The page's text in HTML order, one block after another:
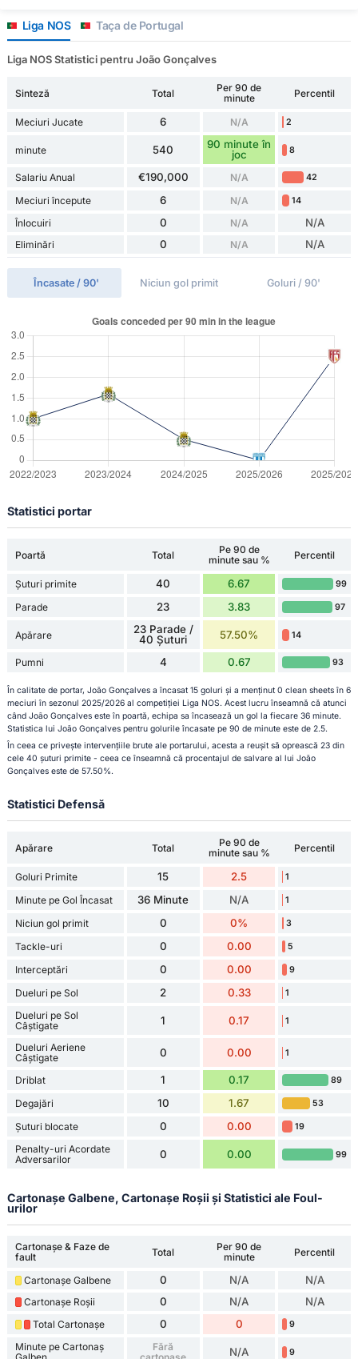
Liga NOS Taça de Portugal
Liga NOS Statistici pentru João Gonçalves
Sinteză Total
Per 90 de
minute
Percentil
Meciuri Jucate 6 N/A 2
minute 540
90 minute în
joc
8
Salariu Anual €190,000 N/A 42
Meciuri începute 6 N/A 14
Înlocuiri 0 N/A N/A
Eliminări 0 N/A N/A
Încasate / 90' Niciun gol primit Goluri / 90'
Statistici portar
Poartă Total
Pe 90 de
minute sau %
Percentil
Șuturi primite 40 6.67 99
Parade 23 3.83 97
Apărare
23 Parade /
40 Șuturi
57.50% 14
Pumni 4 0.67 93
În calitate de portar, João Gonçalves a încasat 15 goluri și a menținut 0 clean sheets în 6
meciuri în sezonul 2025/2026 al competiției Liga NOS. Acest lucru înseamnă că atunci
când João Gonçalves este în poartă, echipa sa încasează un gol la fiecare 36 minute.
Statistica lui João Gonçalves pentru golurile încasate pe 90 de minute este de 2.5.
În ceea ce privește intervențiile brute ale portarului, acesta a reușit să oprească 23 din
cele 40 șuturi primite - ceea ce înseamnă că procentajul de salvare al lui João
Gonçalves este de 57.50%.
Statistici Defensă
Apărare Total
Pe 90 de
minute sau %
Percentil
Goluri Primite 15 2.5 1
Minute pe Gol Încasat 36 Minute N/A 1
Niciun gol primit 0 0% 3
Tackle-uri 0 0.00 5
Interceptări 0 0.00 9
Dueluri pe Sol 2 0.33 1
Dueluri pe Sol
Câștigate
1 0.17 1
Dueluri Aeriene
Câștigate
0 0.00 1
Driblat 1 0.17 89
Degajări 10 1.67 53
Șuturi blocate 0 0.00 19
Penalty-uri Acordate
Adversarilor
0 0.00 99
Cartonașe Galbene, Cartonașe Roșii și Statistici ale Foul-
urilor
Cartonașe & Faze de
fault
Total
Per 90 de
minute
Percentil
Cartonașe Galbene 0 N/A N/A
Cartonașe Roșii 0 N/A N/A
Total Cartonașe 0 0 9
Minute pe Cartonaș
Fără
N/A 9